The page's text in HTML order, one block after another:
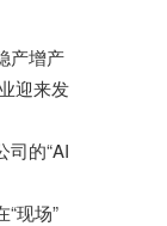
产增产
迎来发
司的“AI
现场”